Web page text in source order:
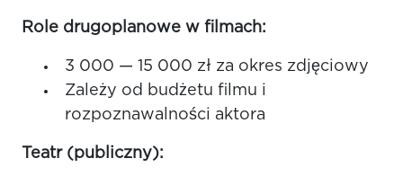
Role drugoplanowe w filmach:
3 000 — 15 000 zł za okres zdjęciowy
Zależy od budżetu filmu i
rozpoznawalności aktora
Teatr (publiczny):